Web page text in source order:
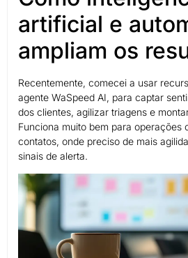
artificial e
ampliam os
Recentemente, comecei a usar
agente WaSpeed AI, para captar
dos clientes, agilizar triagens e
Funciona muito bem para operações
contatos, onde preciso de mais
sinais de alerta.